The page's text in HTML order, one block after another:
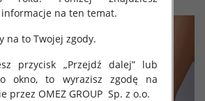
na ten temat.
na to Twojej zgody.
przycisk „Przejdź dalej” lub
okno, to wyrazisz zgodę na
przez OMEZ GROUP Sp. z o.o.